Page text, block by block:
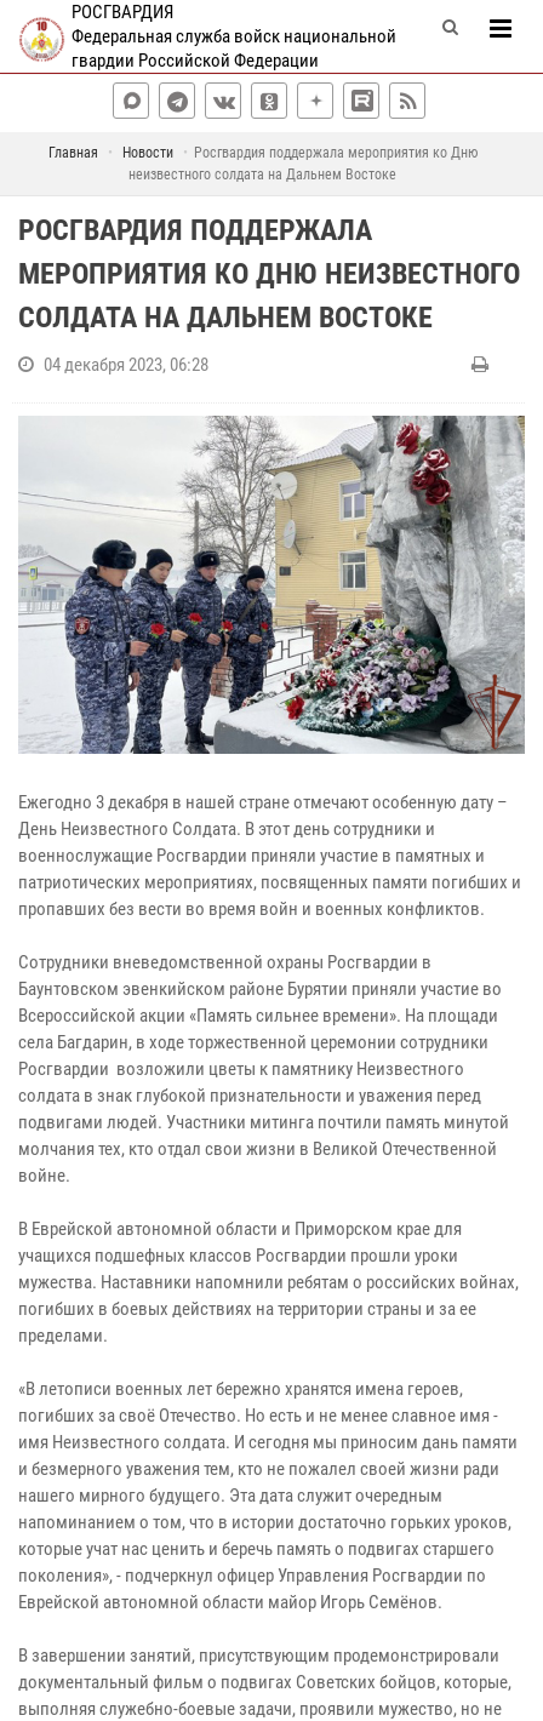
РОСГВАРДИЯ
Федеральная служба войск национальной
гвардии Российской Федерации
Главная Новости
Росгвардия поддержала мероприятия ко Дню
неизвестного солдата на Дальнем Востоке
РОСГВАРДИЯ ПОДДЕРЖАЛА
МЕРОПРИЯТИЯ КО ДНЮ НЕИЗВЕСТНОГО
СОЛДАТА НА ДАЛЬНЕМ ВОСТОКЕ
04 декабря 2023, 06:28
Ежегодно 3 декабря в нашей стране отмечают особенную дату –
День Неизвестного Солдата. В этот день сотрудники и
военнослужащие Росгвардии приняли участие в памятных и
патриотических мероприятиях, посвященных памяти погибших и
пропавших без вести во время войн и военных конфликтов.
Сотрудники вневедомственной охраны Росгвардии в
Баунтовском эвенкийском районе Бурятии приняли участие во
Всероссийской акции «Память сильнее времени». На площади
села Багдарин, в ходе торжественной церемонии сотрудники
Росгвардии возложили цветы к памятнику Неизвестного
солдата в знак глубокой признательности и уважения перед
подвигами людей. Участники митинга почтили память минутой
молчания тех, кто отдал свои жизни в Великой Отечественной
войне.
В Еврейской автономной области и Приморском крае для
учащихся подшефных классов Росгвардии прошли уроки
мужества. Наставники напомнили ребятам о российских войнах,
погибших в боевых действиях на территории страны и за ее
пределами.
«В летописи военных лет бережно хранятся имена героев,
погибших за своё Отечество. Но есть и не менее славное имя -
имя Неизвестного солдата. И сегодня мы приносим дань памяти
и безмерного уважения тем, кто не пожалел своей жизни ради
нашего мирного будущего. Эта дата служит очередным
напоминанием о том, что в истории достаточно горьких уроков,
которые учат нас ценить и беречь память о подвигах старшего
поколения», - подчеркнул офицер Управления Росгвардии по
Еврейской автономной области майор Игорь Семёнов.
В завершении занятий, присутствующим продемонстрировали
документальный фильм о подвигах Советских бойцов, которые,
выполняя служебно-боевые задачи, проявили мужество, но не